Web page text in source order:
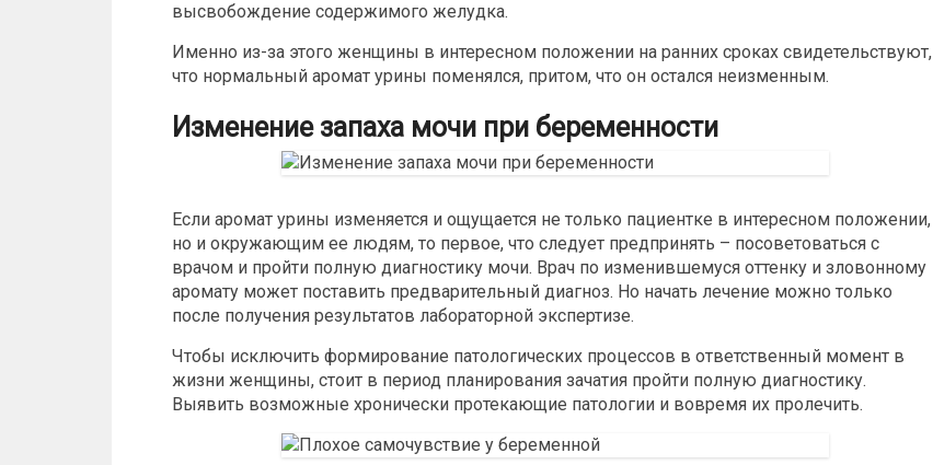
высвобождение содержимого желудка.
Именно из-за этого женщины в интересном положении на ранних сроках свидетельствуют,
что нормальный аромат урины поменялся, притом, что он остался неизменным.
Изменение запаха мочи при беременности
Если аромат урины изменяется и ощущается не только пациентке в интересном положении,
но и окружающим ее людям, то первое, что следует предпринять – посоветоваться с
врачом и пройти полную диагностику мочи. Врач по изменившемуся оттенку и зловонному
аромату может поставить предварительный диагноз. Но начать лечение можно только
после получения результатов лабораторной экспертизе.
Чтобы исключить формирование патологических процессов в ответственный момент в
жизни женщины, стоит в период планирования зачатия пройти полную диагностику.
Выявить возможные хронически протекающие патологии и вовремя их пролечить.